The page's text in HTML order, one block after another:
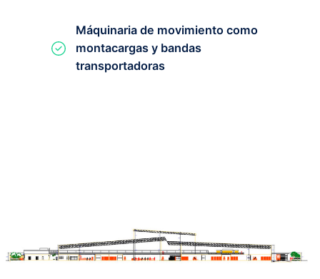
Máquinaria de movimiento como
montacargas y bandas
transportadoras